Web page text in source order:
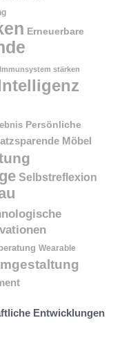
Erneuerbare
Immunsystem stärken
Persönliche
Möbel
Selbstreflexion
Wearable
Entwicklungen